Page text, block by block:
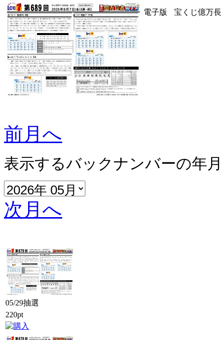
電子版 宝くじ億万
前月へ
表示するバックナンバーの年
次月へ
05/29抽選
220pt